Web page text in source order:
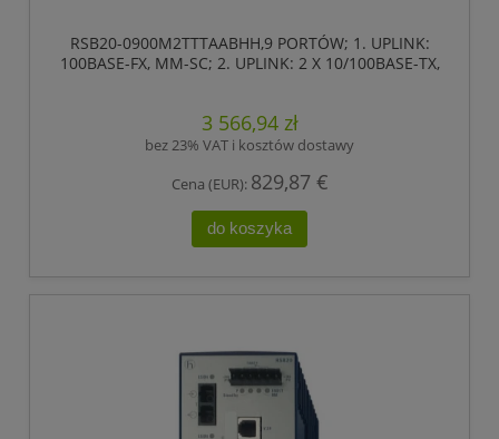
RSB20-0900M2TTTAABHH,9 PORTÓW; 1. UPLINK:
100BASE-FX, MM-SC; 2. UPLINK: 2 X 10/100BASE-TX,
3 566,94 zł
bez 23% VAT i kosztów dostawy
Cena (EUR): 829,87 €
do koszyka